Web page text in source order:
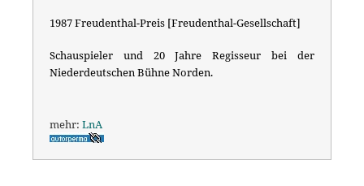
1987 Freudenthal-Preis [Freudenthal-Gesellschaft]
Schauspieler und 20 Jahre Regisseur bei der
Niederdeutschen Bühne Norden.
mehr: LnA